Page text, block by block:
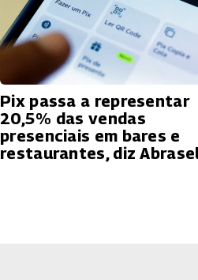
Pix passa a representar
20,5% das vendas
presenciais em bares e
restaurantes, diz